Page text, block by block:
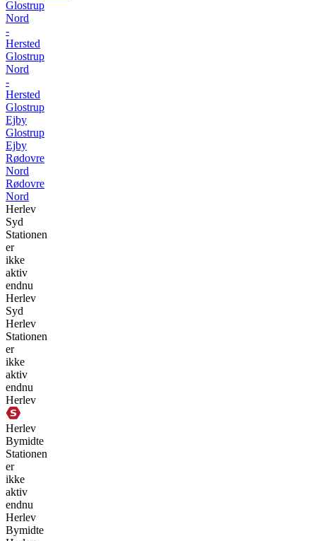
Glostrup
Nord
-
Hersted
Glostrup
Nord
-
Hersted
Glostrup
Ejby
Glostrup
Ejby
Rødovre
Nord
Rødovre
Nord
Herlev
Syd
Stationen
er
ikke
aktiv
endnu
Herlev
Syd
Herlev
Stationen
er
ikke
aktiv
endnu
Herlev
Herlev
Bymidte
Stationen
er
ikke
aktiv
endnu
Herlev
Bymidte